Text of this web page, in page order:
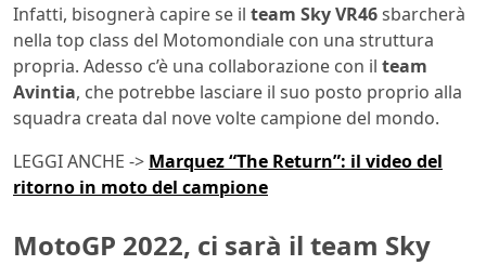
Infatti, bisognerà capire se il team Sky VR46sbarcherà
nella top class del Motomondiale con una struttura
propria. Adesso c’è una collaborazione con il team
Avintia, che potrebbe lasciare il suo posto proprio alla
squadra creata dal nove volte campione del mondo.
LEGGI ANCHE -> Marquez “The Return”: il video del
ritorno in moto del campione
MotoGP 2022, ci sarà il team Sky